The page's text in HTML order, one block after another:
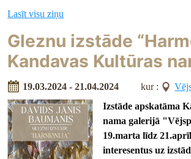
Lasīt visu ziņu
Gleznu izstāde
Kandavas Kultūras
19.03.2024 - 21.04.2024 kur :
Izstāde apskatāma
nama galerijā
19.marta līdz
interesentus uz